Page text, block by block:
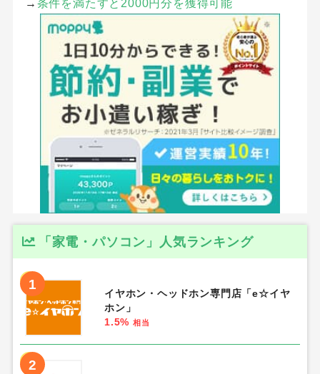
→ 条件を満たすと2000円分を獲得可能
「家電・パソコン」人気ランキング
1
イヤホン・ヘッドホン専門店「e☆イヤ
ホン」
1.5% 相当
2